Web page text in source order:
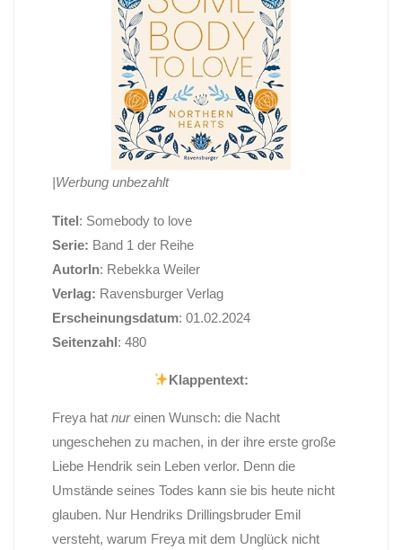
|Werbung unbezahlt
Titel: Somebody to love
Serie: Band 1 der Reihe
AutorIn: Rebekka Weiler
Verlag: Ravensburger Verlag
Erscheinungsdatum: 01.02.2024
Seitenzahl: 480
Klappentext:
Freya hat nureinen Wunsch: die Nacht
ungeschehen zu machen, in der ihre erste große
Liebe Hendrik sein Leben verlor. Denn die
Umstände seines Todes kann sie bis heute nicht
glauben. Nur Hendriks Drillingsbruder Emil
versteht, warum Freya mit dem Unglück nicht